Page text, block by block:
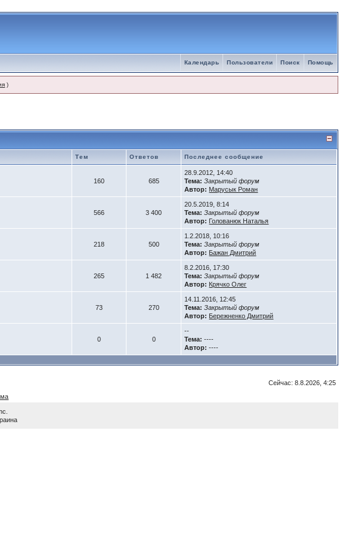
Помощь
Поиск
Пользователи
Календарь
)
Тем Ответов Последнее сообщение
160 685
28.9.2012, 14:40
Тема: Закрытый форум
Автор: Марусык Роман
566 3 400
20.5.2019, 8:14
Тема: Закрытый форум
Автор: Голованюк Наталья
218 500
1.2.2018, 10:16
Тема: Закрытый форум
Автор: Бажан Дмитрий
265 1 482
8.2.2016, 17:30
Тема: Закрытый форум
Автор: Крячко Олег
73 270
14.11.2016, 12:45
Тема: Закрытый форум
Автор: Бережненко Дмитрий
0 0
--
Тема: ----
Автор: ----
Сейчас: 8.8.2026, 4:25